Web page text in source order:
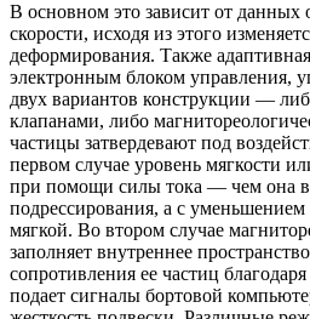
В основном это зависит от данных
скорости, исходя из этого
деформирования. Также
электронным блоком управления,
двух вариантов конструкции —
клапанами, либо
частицы затвердевают под
первом случае уровень мягкости
при помощи силы тока — чем она
подрессирования, а с уменьшением
мягкой. Во втором случае
заполняет внутреннее
сопротивления ее частиц
подает сигналы бортовой